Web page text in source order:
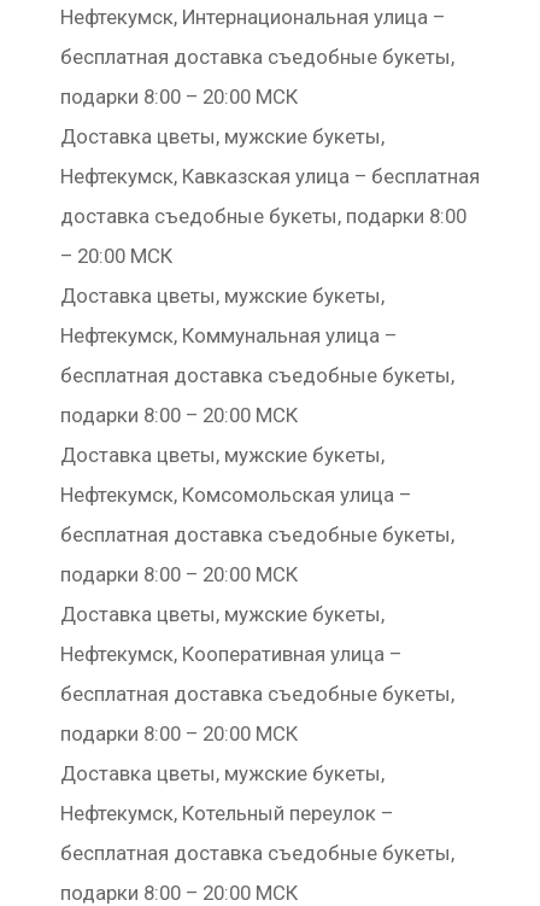
Нефтекумск, Интернациональная улица –
бесплатная доставка съедобные букеты,
подарки 8:00 – 20:00 МСК
Доставка цветы, мужские букеты,
Нефтекумск, Кавказская улица – бесплатная
доставка съедобные букеты, подарки 8:00
– 20:00 МСК
Доставка цветы, мужские букеты,
Нефтекумск, Коммунальная улица –
бесплатная доставка съедобные букеты,
подарки 8:00 – 20:00 МСК
Доставка цветы, мужские букеты,
Нефтекумск, Комсомольская улица –
бесплатная доставка съедобные букеты,
подарки 8:00 – 20:00 МСК
Доставка цветы, мужские букеты,
Нефтекумск, Кооперативная улица –
бесплатная доставка съедобные букеты,
подарки 8:00 – 20:00 МСК
Доставка цветы, мужские букеты,
Нефтекумск, Котельный переулок –
бесплатная доставка съедобные букеты,
подарки 8:00 – 20:00 МСК